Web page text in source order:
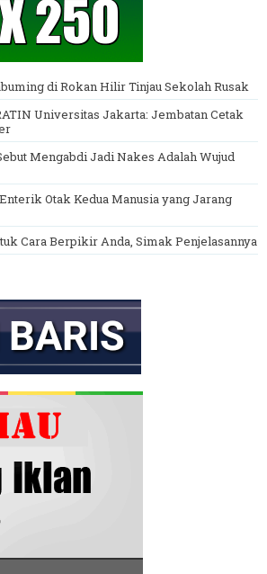
di Rokan Hilir Tinjau Sekolah Rusak
Universitas Jakarta: Jembatan Cetak
Mengabdi Jadi Nakes Adalah Wujud
Otak Kedua Manusia yang Jarang
Cara Berpikir Anda, Simak Penjelasannya